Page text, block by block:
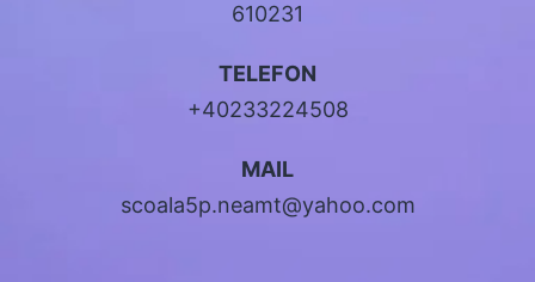
610231
TELEFON
+40233224508
MAIL
scoala5p.neamt@yahoo.com